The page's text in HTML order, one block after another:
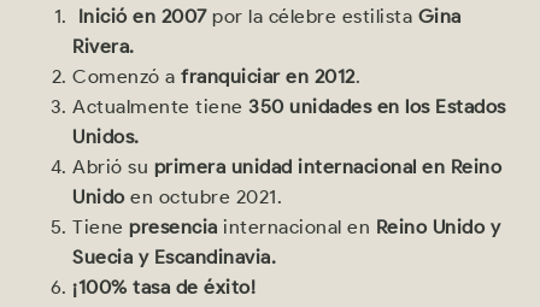
Inició en 2007 por la célebre estilista Gina
Rivera.
Comenzó a franquiciar en 2012.
Actualmente tiene 350 unidades en los Estados
Unidos.
Abrió su primera unidad internacional en Reino
Unidoen octubre 2021.
Tiene presencia internacional en Reino Unido y
Suecia y Escandinavia.
¡100% tasa de éxito!